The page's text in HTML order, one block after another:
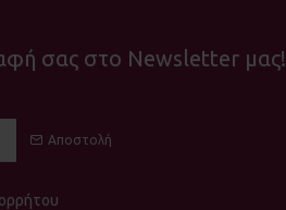
σας στο Newsletter μας!
Αποστολή